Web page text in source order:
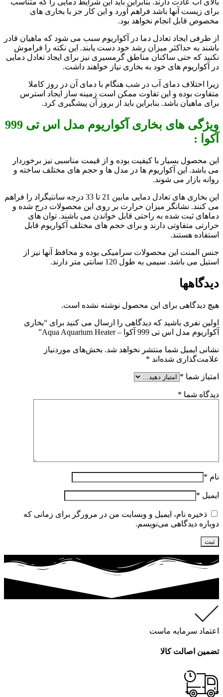
بالای آب عادت دارند. بنابراین باید این شرایط دمایی را که متناسب
برای زیست آنها باشد فراهم آورد و این کار جز با بخاری های
مخصوص قابل انجام نخواهد بود.
از طرفی ایجاد تعادل دما در آکواریوم سبب می شود که ماهیان قادر
باشند به حداکثر میزان رشد خود دست یابند. این نکته را فراموش
نکنید که حتی ساکنان مناطق گرمسیری نیز برای ایجاد تعادل دمایی
در آکواریوم های خود به بخاری نیاز خواهند داشت.
زیرا اختلاف دمای آب در شب هنگام با دمای آن در روز کاملا
متفاوت بوده و این تفاوت ممکن است زمینه ساز ایجاد استرس
برای ماهیان باشد. بنابراین باید از بروز آن پیشگیری کرد.
ویژگی های بخاری آکواریوم مدل اس تی 999
آکوا :
این محصول بسیار با کیفیت بوده و از قیمت مناسبی نیز برخوردار
می باشد. این آکواریوم ها در مدل ها و حجم های مختلف ساخته و
روانه بازار می شوند.
این بخاری های تعادل دمایی مابین 21 تا 33 درجه سانتیگراد را فراهم
می کنند. نشانگر میزان حرارت بر روی این محصولات درج شده و
دماهای ثبت شده به راحتی قابل خواندن می باشند. توان های
حرارتی متفاوتی دارند و برای حجم های مختلف آکواریوم قابل
استفاده هستند.
جنس المنت این محصولات سرامیکی بوده و محافظ آنها نیز از
استیل می باشد. سیمی به طول 120 سانتی متر دارند.
دیدگاهها
هیچ دیدگاهی برای این محصول نوشته نشده است.
اولین نفری باشید که دیدگاهی را ارسال می کنید برای “بخاری
آکواریوم مدل اس تی 999 آکوا – Aqua Aquarium Heater”
نشانی ایمیل شما منتشر نخواهد شد. بخش‌های موردنیاز
علامت‌گذاری شده‌اند *
امتیاز شما *
دیدگاه شما *
نام *
ایمیل *
ذخیره نام، ایمیل و وبسایت من در مرورگر برای زمانی که
دوباره دیدگاهی می‌نویسم.
اعتماد سرمایه ماست
تضمین اصالت کالا